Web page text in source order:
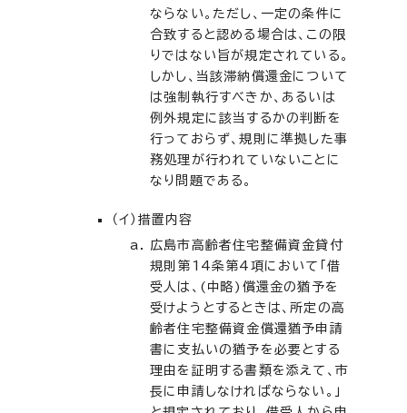
ならない。ただし、一定の条件に
合致すると認める場合は、この限
りではない旨が規定されている。
しかし、当該滞納償還金について
は強制執行すべきか、あるいは
例外規定に該当するかの判断を
行っておらず、規則に準拠した事
務処理が行われていないことに
なり問題である。
（イ）措置内容
広島市高齢者住宅整備資金貸付
規則第14条第4項において「借
受人は、(中略)償還金の猶予を
受けようとするときは、所定の高
齢者住宅整備資金償還猶予申請
書に支払いの猶予を必要とする
理由を証明する書類を添えて、市
長に申請しなければならない。」